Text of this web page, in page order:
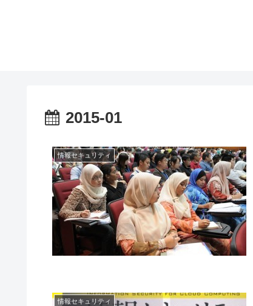
2015-01
情報セキュリティ
情報セキュリティ